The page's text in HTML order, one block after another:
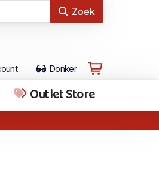
Zoek
Donker
Outlet Store